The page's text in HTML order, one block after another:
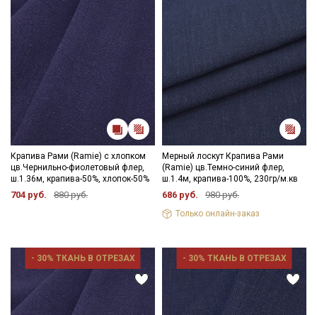
Крапива Рами (Ramie) с хлопком
цв.Чернильно-фиолетовый флер,
ш.1.36м, крапива-50%, хлопок-50%
704 руб. 880 руб.
Мерный лоскут Крапива Рами
(Ramie) цв.Темно-синий флер,
ш.1.4м, крапива-100%, 230гр/м.кв
686 руб. 980 руб.
Только онлайн-заказ
- 30% ТКАНЬ В ОТРЕЗАХ - 30% ТКАНЬ В ОТРЕЗАХ
Электронная почта
Подписаться
Ознакомлен(а) сПолитикой обработки персональных
данныхи даюСогласие на обработку персональных
данных
ДаюСогласие на получение рекламных и
информационных рассылок